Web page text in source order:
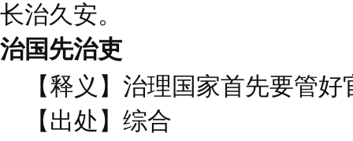
长治久安。
治国先治吏
【释义】治理国家首先要管好
【出处】综合